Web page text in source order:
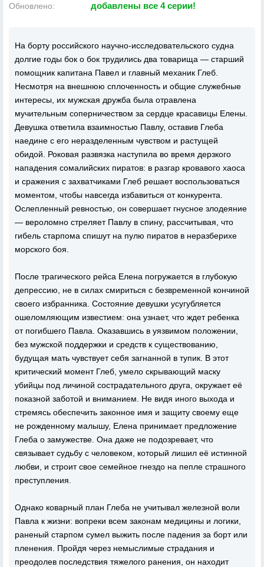
Обновлено: добавлены все 4 серии!
На борту российского научно-исследовательского судна
долгие годы бок о бок трудились два товарища — старший
помощник капитана Павел и главный механик Глеб.
Несмотря на внешнюю сплоченность и общие служебные
интересы, их мужская дружба была отравлена
мучительным соперничеством за сердце красавицы Елены.
Девушка ответила взаимностью Павлу, оставив Глеба
наедине с его неразделенным чувством и растущей
обидой. Роковая развязка наступила во время дерзкого
нападения сомалийских пиратов: в разгар кровавого хаоса
и сражения с захватчиками Глеб решает воспользоваться
моментом, чтобы навсегда избавиться от конкурента.
Ослепленный ревностью, он совершает гнусное злодеяние
— вероломно стреляет Павлу в спину, рассчитывая, что
гибель старпома спишут на пулю пиратов в неразберихе
морского боя.
После трагического рейса Елена погружается в глубокую
депрессию, не в силах смириться с безвременной кончиной
своего избранника. Состояние девушки усугубляется
ошеломляющим известием: она узнает, что ждет ребенка
от погибшего Павла. Оказавшись в уязвимом положении,
без мужской поддержки и средств к существованию,
будущая мать чувствует себя загнанной в тупик. В этот
критический момент Глеб, умело скрывающий маску
убийцы под личиной сострадательного друга, окружает её
показной заботой и вниманием. Не видя иного выхода и
стремясь обеспечить законное имя и защиту своему еще
не рожденному малышу, Елена принимает предложение
Глеба о замужестве. Она даже не подозревает, что
связывает судьбу с человеком, который лишил её истинной
любви, и строит свое семейное гнездо на пепле страшного
преступления.
Однако коварный план Глеба не учитывал железной воли
Павла к жизни: вопреки всем законам медицины и логики,
раненый старпом сумел выжить после падения за борт или
пленения. Пройдя через немыслимые страдания и
преодолев последствия тяжелого ранения, он находит